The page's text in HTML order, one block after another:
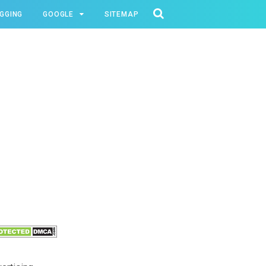
GOOGLE SITEMAP